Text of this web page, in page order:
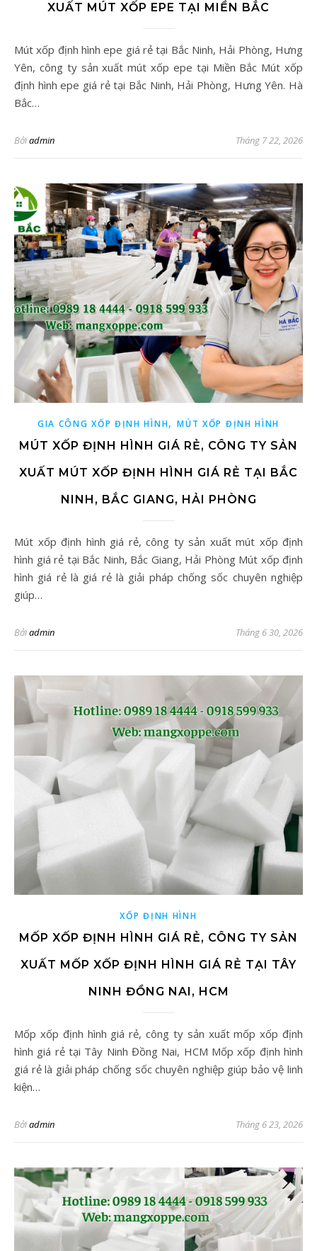
XUẤT MÚT XỐP EPE TẠI MIỀN BẮC
Mút xốp định hình epe giá rẻ tại Bắc Ninh, Hải Phòng, Hưng
Yên, công ty sản xuất mút xốp epe tại Miền Bắc Mút xốp
định hình epe giá rẻ tại Bắc Ninh, Hải Phòng, Hưng Yên. Hà
Bắc…
Bởiadmin Tháng 7 22, 2026
GIA CÔNG XỐP ĐỊNH HÌNH,MÚT XỐP ĐỊNH HÌNH
MÚT XỐP ĐỊNH HÌNH GIÁ RẺ, CÔNG TY SẢN
XUẤT MÚT XỐP ĐỊNH HÌNH GIÁ RẺ TẠI BẮC
NINH, BẮC GIANG, HẢI PHÒNG
Mút xốp định hình giá rẻ, công ty sản xuất mút xốp định
hình giá rẻ tại Bắc Ninh, Bắc Giang, Hải Phòng Mút xốp định
hình giá rẻ là giá rẻ là giải pháp chống sốc chuyên nghiệp
giúp…
Bởiadmin Tháng 6 30, 2026
XỐP ĐỊNH HÌNH
MỐP XỐP ĐỊNH HÌNH GIÁ RẺ, CÔNG TY SẢN
XUẤT MỐP XỐP ĐỊNH HÌNH GIÁ RẺ TẠI TÂY
NINH ĐỒNG NAI, HCM
Mốp xốp định hình giá rẻ, công ty sản xuất mốp xốp định
hình giá rẻ tại Tây Ninh Đồng Nai, HCM Mốp xốp định hình
giá rẻ là giải pháp chống sốc chuyên nghiệp giúp bảo vệ linh
kiện…
Bởiadmin Tháng 6 23, 2026